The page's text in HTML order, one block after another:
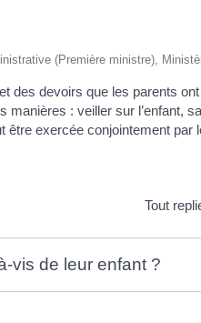
(Première ministre),
des devoirs que les parents
: veiller sur l’enfant,
exercée conjointement par
Tout
vis de leur enfant ?